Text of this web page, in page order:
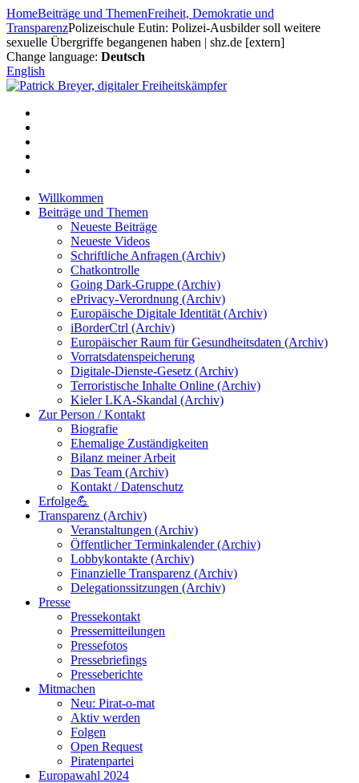
Zum
Inhalt
springen
HomeBeiträge und ThemenFreiheit, Demokratie und
TransparenzPolizeischule Eutin: Polizei-Ausbilder soll weitere
sexuelle Übergriffe begangenen haben | shz.de [extern]
Change language: Deutsch
English
Willkommen
Beiträge und Themen
Neueste Beiträge
Neueste Videos
Schriftliche Anfragen (Archiv)
Chatkontrolle
Going Dark-Gruppe (Archiv)
ePrivacy-Verordnung (Archiv)
Europäische Digitale Identität (Archiv)
iBorderCtrl (Archiv)
Europäischer Raum für Gesundheitsdaten (Archiv)
Vorratsdatenspeicherung
Digitale-Dienste-Gesetz (Archiv)
Terroristische Inhalte Online (Archiv)
Kieler LKA-Skandal (Archiv)
Zur Person / Kontakt
Biografie
Ehemalige Zuständigkeiten
Bilanz meiner Arbeit
Das Team (Archiv)
Kontakt / Datenschutz
Erfolge💪
Transparenz (Archiv)
Veranstaltungen (Archiv)
Öffentlicher Terminkalender (Archiv)
Lobbykontakte (Archiv)
Finanzielle Transparenz (Archiv)
Delegationssitzungen (Archiv)
Presse
Pressekontakt
Pressemitteilungen
Pressefotos
Pressebriefings
Presseberichte
Mitmachen
Neu: Pirat-o-mat
Aktiv werden
Folgen
Open Request
Piratenpartei
Europawahl 2024